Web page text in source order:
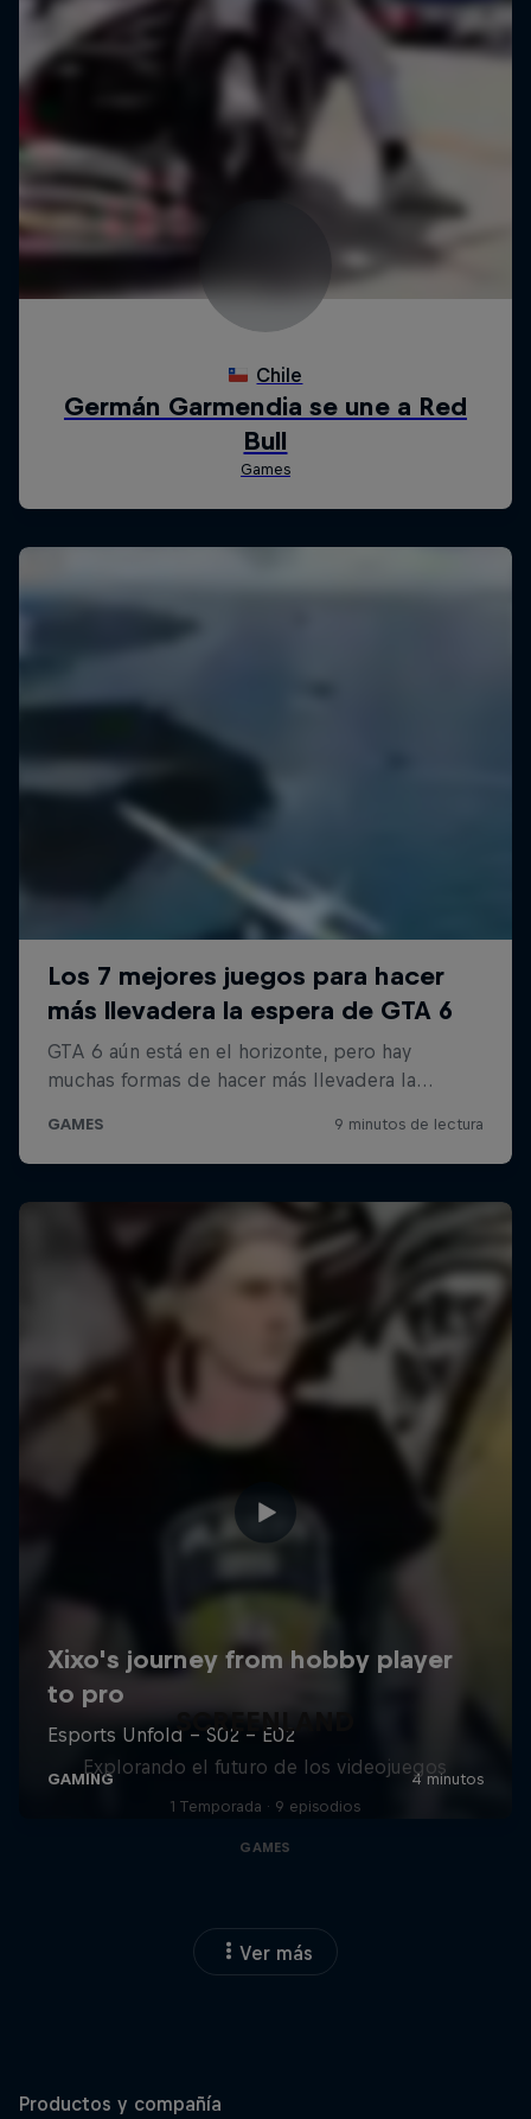
SCREENLAND
Explorando el futuro de los videojuegos
1 Temporada · 9 episodios
GAMES
Ver más